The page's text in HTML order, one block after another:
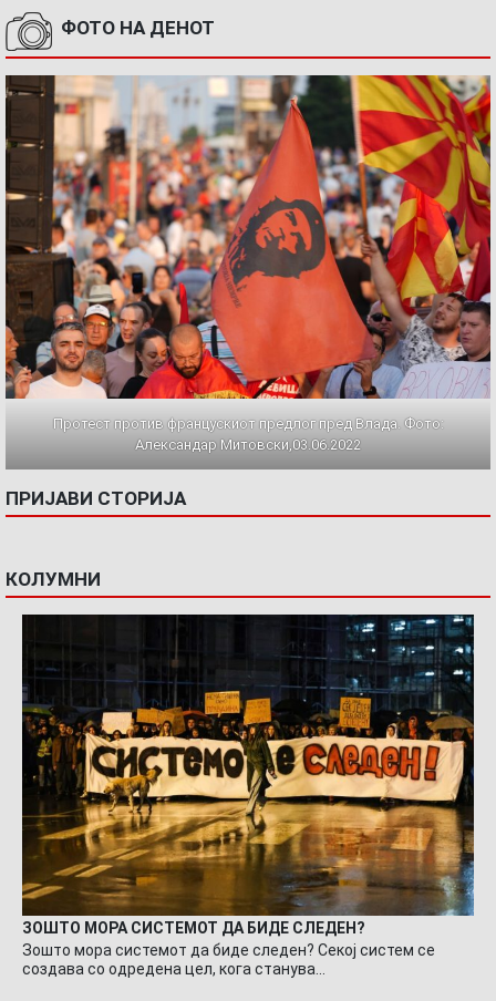
ФОТО НА ДЕНОТ
Протест против францускиот предлог пред Влада. Фото:
Александар Митовски,03.06.2022
ПРИЈАВИ СТОРИЈА
КОЛУМНИ
ЗОШТО МОРА СИСТЕМОТ ДА БИДЕ СЛЕДЕН?
Зошто мора системот да биде следен? Секој систем се
создава со одредена цел, кога станува…